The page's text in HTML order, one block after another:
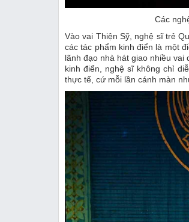
Các
Vào vai Thiện Sỹ, nghệ sĩ trẻ
các tác phẩm kinh điển là một
lãnh đạo nhà hát giao nhiều
kinh điển, nghệ sĩ không chỉ
thực tế, cứ mỗi lần cánh màn